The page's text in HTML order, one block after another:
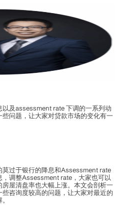
及assessment rate 下调的一系列动
问题，让大家对贷款市场的变化有一
过于银行的降息和Assessment rate
调整Assessment rate，大家也可以
屋清盘率也大幅上涨。本文会剖析一
咨询度较高的问题，让大家对最近的